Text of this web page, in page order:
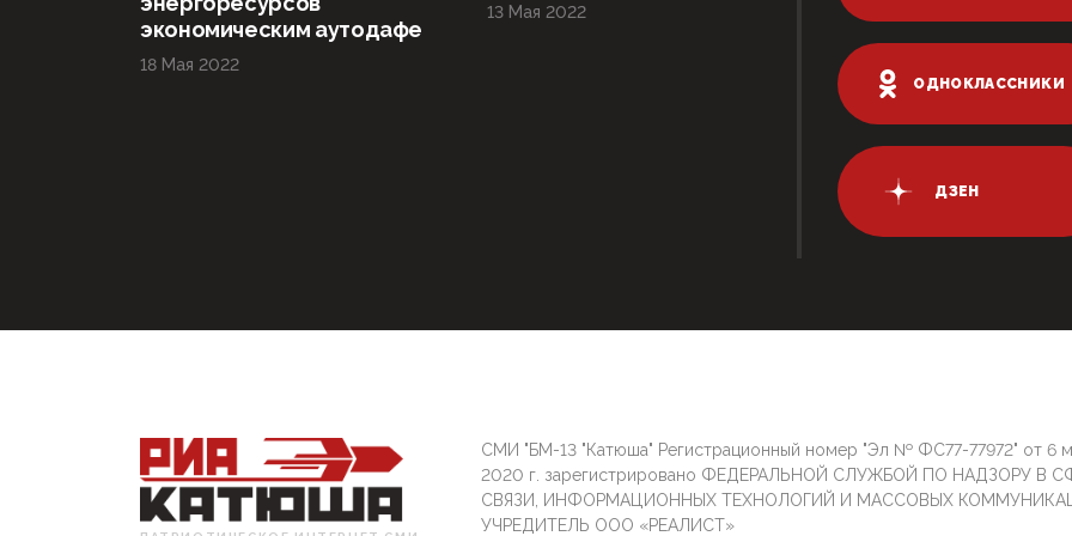
экономическим аутодафе
18 Мая 2022
13 Мая 2022
ОДНОКЛАССНИКИ
ДЗЕН
СМИ "БМ-13 "Катюша" Регистрационный номер "Эл № ФС77-77972" от 6
2020 г. зарегистрировано ФЕДЕРАЛЬНОЙ СЛУЖБОЙ ПО НАДЗОРУ В
СВЯЗИ, ИНФОРМАЦИОННЫХ ТЕХНОЛОГИЙ И МАССОВЫХ
УЧРЕДИТЕЛЬ ООО «РЕАЛИСТ»